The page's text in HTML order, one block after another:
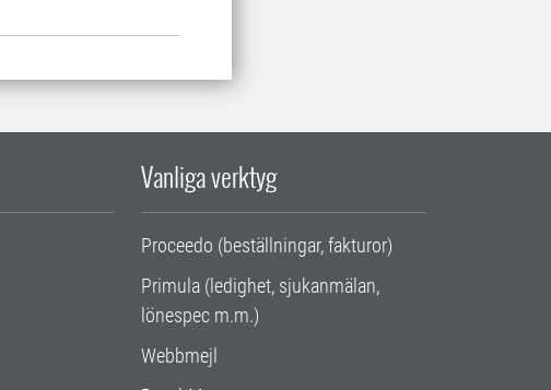
Vanliga verktyg
Proceedo (beställningar, fakturor)
Primula (ledighet, sjukanmälan,
lönespec m.m.)
Webbmejl